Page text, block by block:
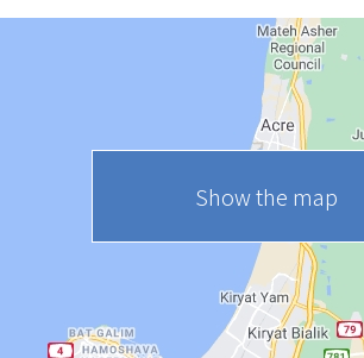
Tadmit
Restaurant
Maga Halomi
(Magic Touch)
- SPA
See all attractions in the region >>
Show the map